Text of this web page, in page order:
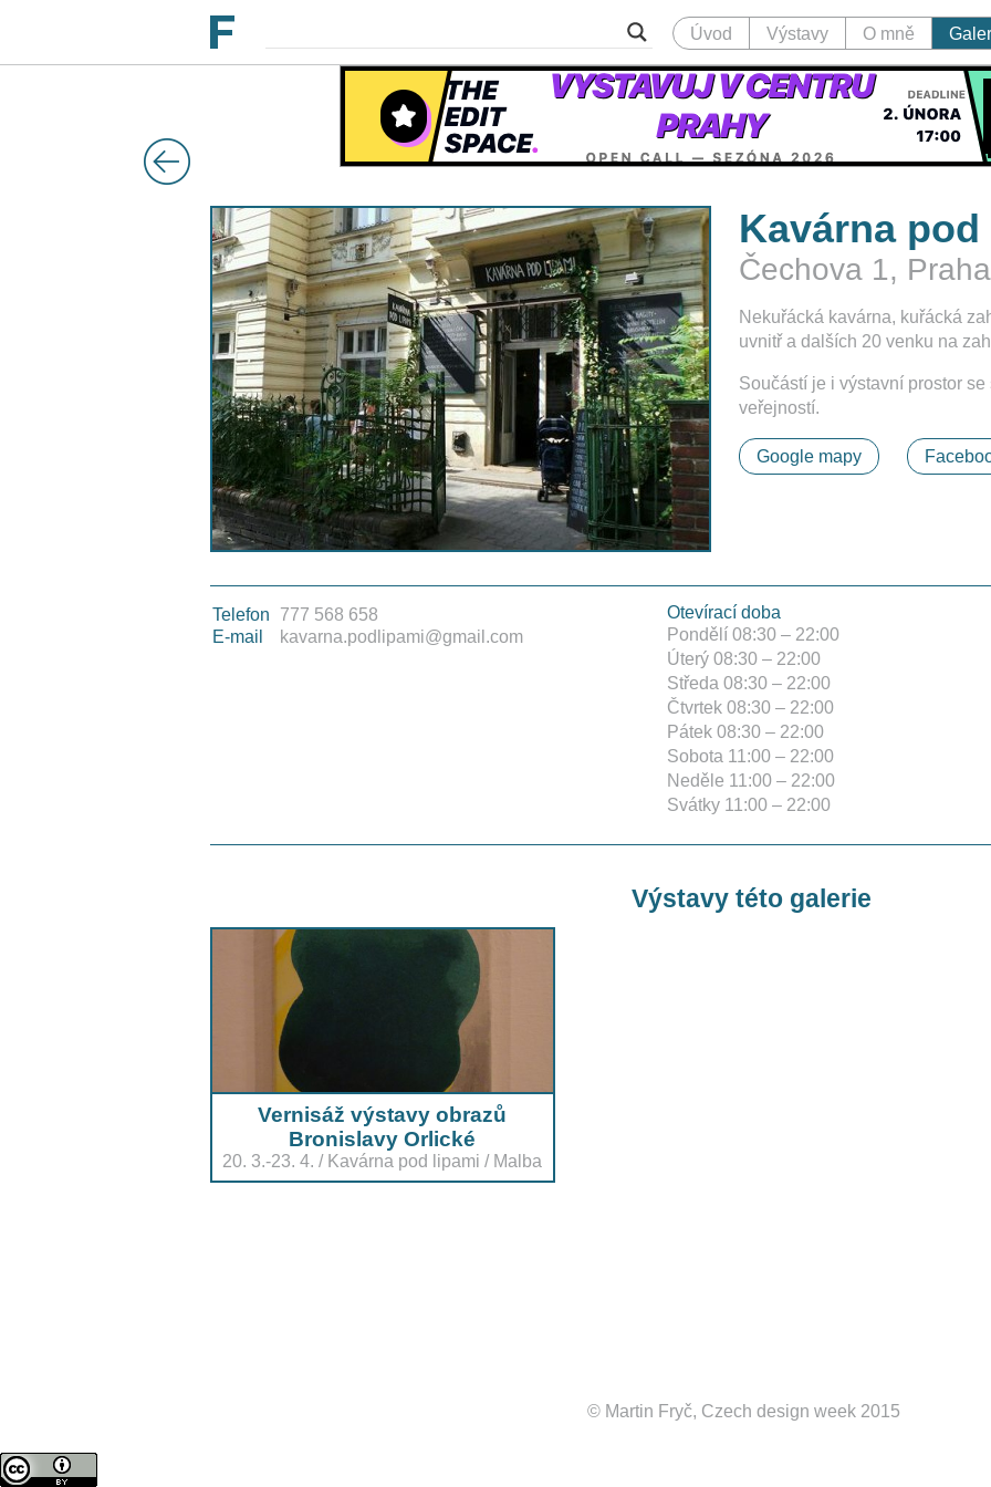
Úvod Výstavy O mně
Kavárna
Čechova 1,
Nekuřácká kavárna, kuřácká
uvnitř a dalších 20 venku na
Součástí je i výstavní prostor
veřejností.
Google mapy
Telefon
777 568 658
E-mail
kavarna.podlipami@gmail.com
Otevírací doba
Pondělí 08:30 – 22:00
Úterý 08:30 – 22:00
Středa 08:30 – 22:00
Čtvrtek 08:30 – 22:00
Pátek 08:30 – 22:00
Sobota 11:00 – 22:00
Neděle 11:00 – 22:00
Svátky 11:00 – 22:00
Výstavy této galerie
Vernisáž výstavy obrazů
Bronislavy Orlické
20. 3.-23. 4. / Kavárna pod lipami / Malba
© Martin Fryč, Czech design week 2015